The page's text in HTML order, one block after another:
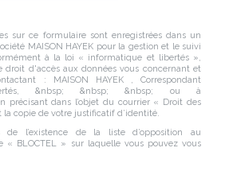
sur ce formulaire sont enregistrées dans un
MAISON HAYEK pour la gestion et le suivi
à la loi « informatique et libertés »,
droit d'accès aux données vous concernant et
:
MAISON HAYEK , Correspondant
&nbsp; &nbsp; &nbsp;
ou à
précisant dans l’objet du courrier « Droit des
la copie de votre justificatif d’identité.
de l’existence de la liste d’opposition au
« BLOCTEL » sur laquelle vous pouvez vous